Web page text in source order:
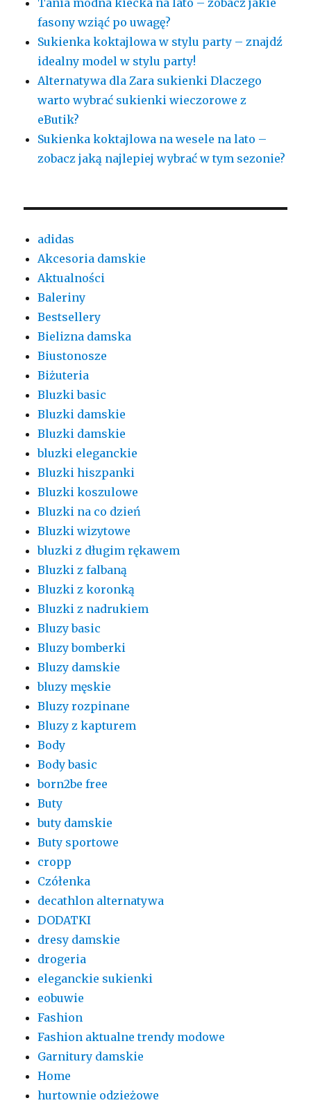
fasony wziąć po uwagę?
Sukienka koktajlowa w stylu party – znajdź
idealny model w stylu party!
Alternatywa dla Zara sukienki Dlaczego
warto wybrać sukienki wieczorowe z
eButik?
Sukienka koktajlowa na wesele na lato –
zobacz jaką najlepiej wybrać w tym sezonie?
adidas
Akcesoria damskie
Aktualności
Baleriny
Bestsellery
Bielizna damska
Biustonosze
Biżuteria
Bluzki basic
Bluzki damskie
Bluzki damskie
bluzki eleganckie
Bluzki hiszpanki
Bluzki koszulowe
Bluzki na co dzień
Bluzki wizytowe
bluzki z długim rękawem
Bluzki z falbaną
Bluzki z koronką
Bluzki z nadrukiem
Bluzy basic
Bluzy bomberki
Bluzy damskie
bluzy męskie
Bluzy rozpinane
Bluzy z kapturem
Body
Body basic
born2be free
Buty
buty damskie
Buty sportowe
cropp
Czółenka
decathlon alternatywa
DODATKI
dresy damskie
drogeria
eleganckie sukienki
eobuwie
Fashion
Fashion aktualne trendy modowe
Garnitury damskie
Home
hurtownie odzieżowe